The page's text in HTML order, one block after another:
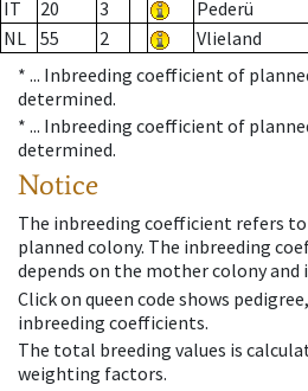
IT
20 3 Pederü
NL 55 2 Vlieland
* ... Inbreeding coefficient of
determined.
* ... Inbreeding coefficient of
determined.
Notice
The inbreeding coefficient refers
planned colony. The inbreeding
depends on the mother colony and
Click on queen code shows
inbreeding coefficients.
The total breeding values is
weighting factors.